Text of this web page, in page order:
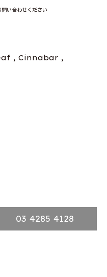
い合わせください
, Cinnabar ,
03 4285 4128